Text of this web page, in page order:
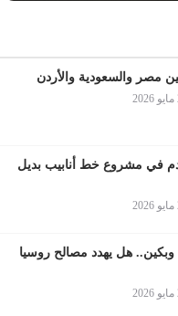
مصر والسعودية والأردن
في مشروع خط أنابيب بديل
هل يهدد مصالح روسيا